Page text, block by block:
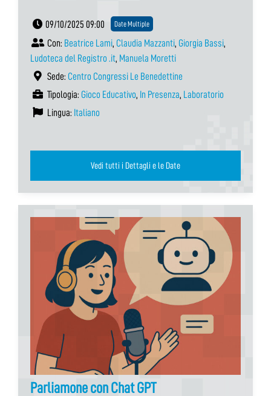
09/10/2025 09:00 Date Multiple
Con: Beatrice Lami, Claudia Mazzanti, Giorgia Bassi,
Ludoteca del Registro .it, Manuela Moretti
Sede: Centro Congressi Le Benedettine
Tipologia: Gioco Educativo, In Presenza, Laboratorio
Lingua: Italiano
Vedi tutti i Dettagli e le Date
Parliamone con Chat GPT